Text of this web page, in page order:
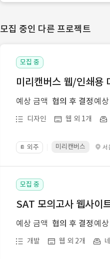
모집 중인 다른 프로젝트
모집 중
미리캔버스 웹/인쇄용
예상 금액 협의 후 결정 예
디자인 웹 외 1개
📔 외주 미리캔버스 서
모집 중
SAT 모의고사 웹사이
예상 금액 협의 후 결정 예
개발 웹 외 2개